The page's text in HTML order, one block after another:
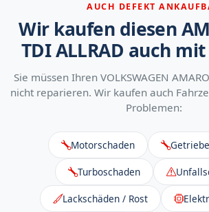
AUCH DEFEKT
Wir kaufen diesen
TDI ALLRAD auch
Sie müssen Ihren VOLKSWAGEN
nicht reparieren. Wir kaufen auch
Problemen:
Motorschaden
Turboschaden
Lackschäden / Rost